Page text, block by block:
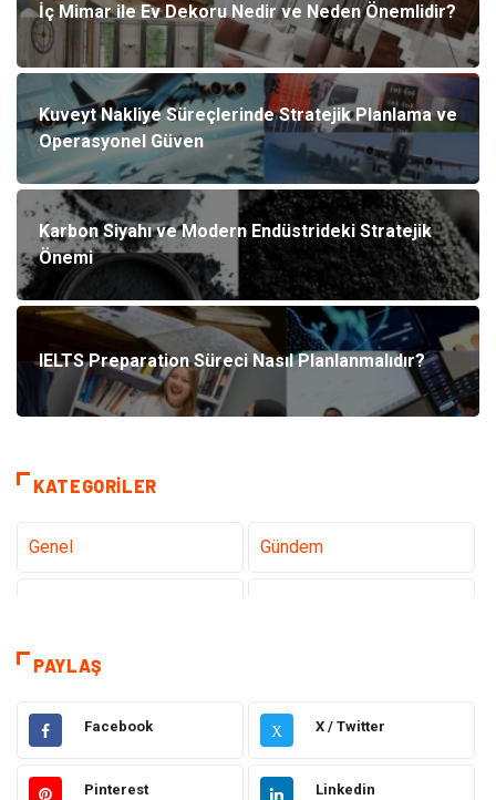
İç Mimar ile Ev Dekoru Nedir ve Neden Önemlidir?
Kuveyt Nakliye Süreçlerinde Stratejik Planlama ve
Operasyonel Güven
Karbon Siyahı ve Modern Endüstrideki Stratejik
Önemi
IELTS Preparation Süreci Nasıl Planlanmalıdır?
KATEGORILER
Genel Gündem
Sağlık
Dekorasyon Elektrik Elektronik
Ulaşım ve Taşımacılık Alışveriş
PAYLAŞ
Facebook X X / Twitter
Pinterest Linkedin